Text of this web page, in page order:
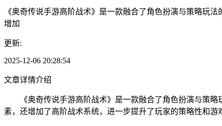
《奥奇传说手游高阶战术》是一款融合了角色扮演与策略玩
增加
更新:
2025-12-06 20:28:54
文章详情介绍
《奥奇传说手游高阶战术》是一款融合了角色扮演与策略
素，还增加了高阶战术系统，进一步提升了玩家的策略性和游